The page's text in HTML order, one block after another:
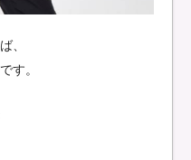
、
す。